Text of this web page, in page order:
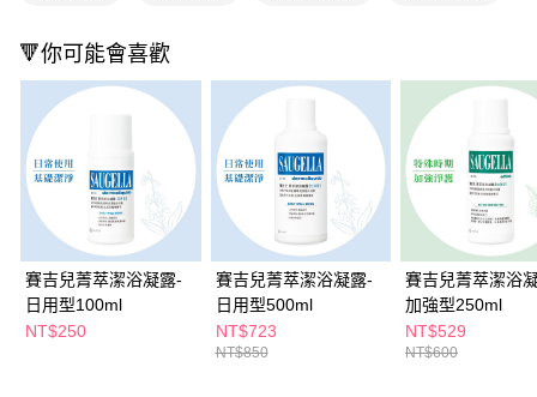
１．於結帳方式選擇「AFTEE先享後付」後，將跳轉至「AFTEE先享後付」
結帳頁面，進行簡訊認證並確認金額後，即可完成結帳。
２．訂單成立數日內，您將收到繳費通知簡訊。
３．收到繳費通知簡訊後14天內，點擊此簡訊中的連結，可透過四大超商／
ATM／網路銀行／等多元方式進行付款，方視為交易完成。
※ 請注意：結帳手續完成當下不需立刻繳費，但若您需要取消訂單，請聯絡
購買商品的店家。未經商家同意取消之訂單仍視為有效，需透過AFTEE先享
後付繳納相關費用。
※ 交易是否成功請以「AFTEE先享後付 」之結帳頁面顯示為準，若有關於
是否繳費成功／繳費後需取消欲退款等相關疑問，請聯繫「AFTEE先享後付
客戶支援中心」https://netprotections.freshdesk.com/support/home
【注意事項】
１．透過由恩沛科技股份有限公司提供之「AFTEE先享後付」服務完成之交
易，需依本服務之必要範圍內提供個人資料，並將交易相關給付款項請求債
付款後全家取貨
每筆NT$65，滿NT$390(含以上)免運費
萊爾富取貨付款
每筆NT$65，滿NT$490(含以上)免運費
付款後萊爾富取貨
每筆NT$65，滿NT$490(含以上)免運費
7-11取貨付款
每筆NT$65，滿NT$490(含以上)免運費
🔻你可能會喜歡
賽吉兒菁萃潔浴凝露-
日用型100ml
NT$250
賽吉兒菁萃潔浴凝露-
日用型500ml
NT$723
NT$850
賽吉兒菁萃潔浴
加強型250ml
NT$529
NT$600